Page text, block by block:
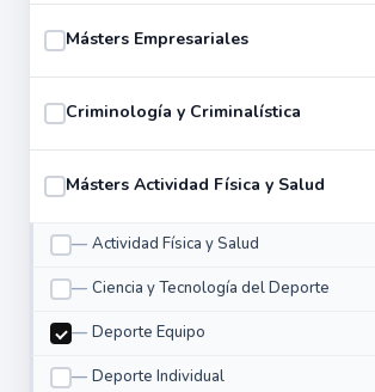
Másters Empresariales
Criminología y Criminalística
Másters Actividad Física y Salud
Actividad Física y Salud
Ciencia y Tecnología del Deporte
Deporte Equipo
Deporte Individual